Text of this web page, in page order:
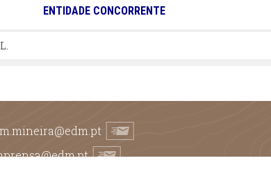
ENTIDADE CONCORRENTE